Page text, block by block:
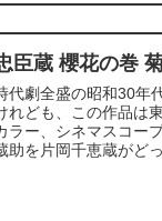
臣蔵 櫻花の巻
代劇全盛の昭和30年
れども、この作品は
ラー、シネマスコー
助を片岡千恵蔵がど